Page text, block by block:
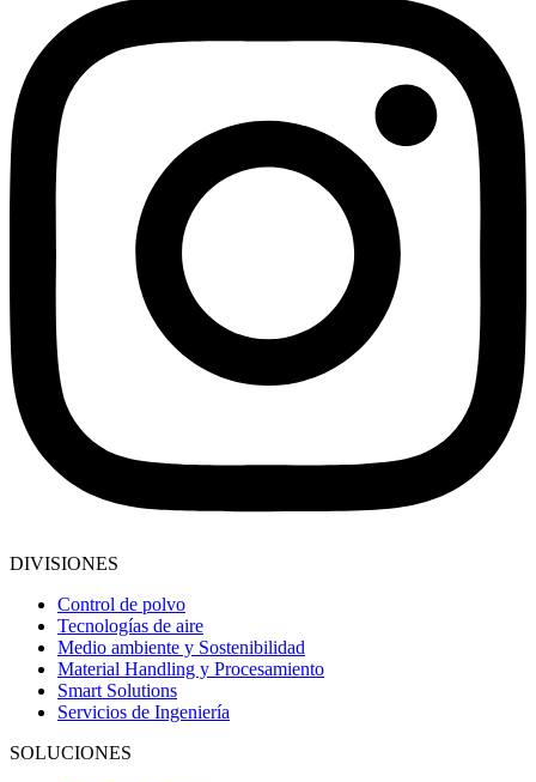
DIVISIONES
Control de polvo
Tecnologías de aire
Medio ambiente y Sostenibilidad
Material Handling y Procesamiento
Smart Solutions
Servicios de Ingeniería
SOLUCIONES